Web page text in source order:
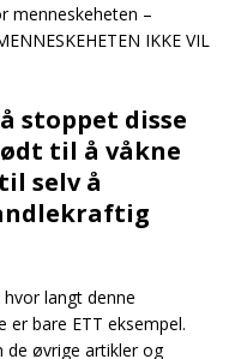
menneskeheten –
IKKE VIL
stoppet disse
til å våkne
selv å
langt denne
bare ETT eksempel.
de øvrige artikler og